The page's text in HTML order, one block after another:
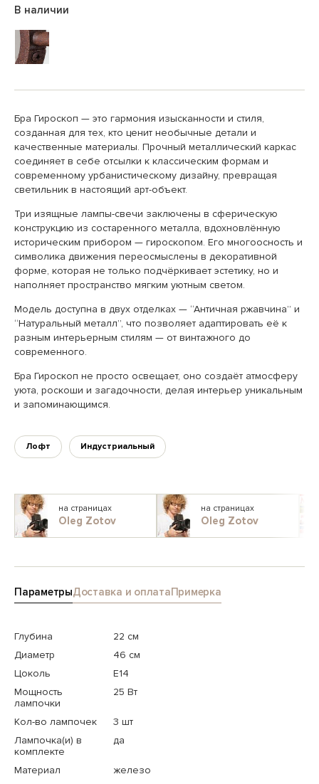
В наличии
Бра Гироскоп — это гармония изысканности и стиля,
созданная для тех, кто ценит необычные детали и
качественные материалы. Прочный металлический каркас
соединяет в себе отсылки к классическим формам и
современному урбанистическому дизайну, превращая
светильник в настоящий арт-объект.
Три изящные лампы-свечи заключены в сферическую
конструкцию из состаренного металла, вдохновлённую
историческим прибором — гироскопом. Его многоосность и
символика движения переосмыслены в декоративной
форме, которая не только подчёркивает эстетику, но и
наполняет пространство мягким уютным светом.
Модель доступна в двух отделках — “Античная ржавчина” и
“Натуральный металл”, что позволяет адаптировать её к
разным интерьерным стилям — от винтажного до
современного.
Бра Гироскоп не просто освещает, оно создаёт атмосферу
уюта, роскоши и загадочности, делая интерьер уникальным
и запоминающимся.
Лофт Индустриальный
на страницах
Oleg Zotov
на страницах
Oleg Zotov
ПараметрыДоставка и оплатаПримерка
Глубина
22 см
Диаметр
46 см
Цоколь
E14
Мощность
лампочки
25 Вт
Кол-во лампочек
3 шт
Лампочка(и) в
комплекте
да
Материал
железо